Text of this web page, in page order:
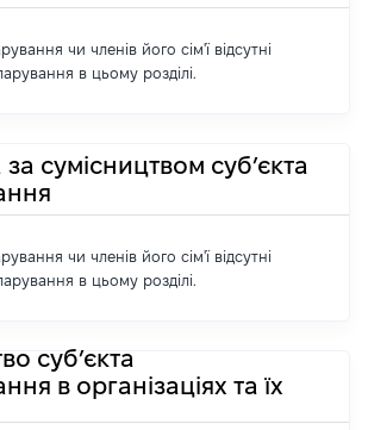
чи членів його сім'ї відсутні
в цьому розділі.
сумісництвом суб’єкта
чи членів його сім'ї відсутні
в цьому розділі.
суб’єкта
в організаціях та їх